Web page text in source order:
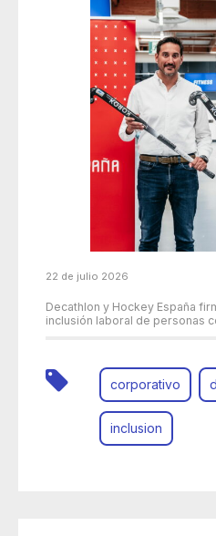
22 de julio 2026
Decathlon y Hockey España
inclusión laboral de personas
corporativo
inclusion